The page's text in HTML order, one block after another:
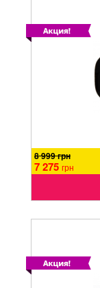
8 999 грн
7 275 грн